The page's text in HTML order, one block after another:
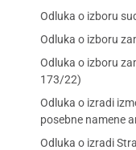
Odluka o izboru
Odluka o izboru
Odluka o izboru
173/22)
Odluka o izradi
posebne namene
Odluka o izradi